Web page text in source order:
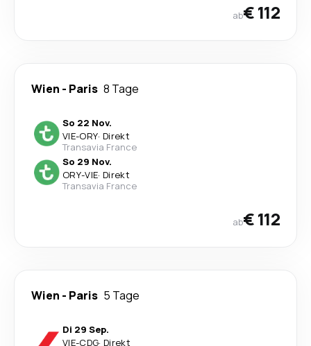
ab€ 112
Wien - Paris 8 Tage
So 22 Nov.
VIE-ORY· Direkt
Transavia France
So 29 Nov.
ORY-VIE· Direkt
Transavia France
ab€ 112
Wien - Paris 5 Tage
Di 29 Sep.
VIE-CDG· Direkt